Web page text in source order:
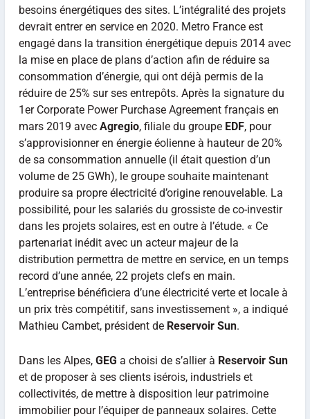
besoins énergétiques des sites. L’intégralité des projets
devrait entrer en service en 2020. Metro France est
engagé dans la transition énergétique depuis 2014 avec
la mise en place de plans d’action afin de réduire sa
consommation d’énergie, qui ont déjà permis de la
réduire de 25% sur ses entrepôts. Après la signature du
1er Corporate Power Purchase Agreement français en
mars 2019 avec Agregio, filiale du groupe EDF, pour
s’approvisionner en énergie éolienne à hauteur de 20%
de sa consommation annuelle (il était question d’un
volume de 25 GWh), le groupe souhaite maintenant
produire sa propre électricité d’origine renouvelable. La
possibilité, pour les salariés du grossiste de co-investir
dans les projets solaires, est en outre à l’étude. « Ce
partenariat inédit avec un acteur majeur de la
distribution permettra de mettre en service, en un temps
record d’une année, 22 projets clefs en main.
L’entreprise bénéficiera d’une électricité verte et locale à
un prix très compétitif, sans investissement », a indiqué
Mathieu Cambet, président de Reservoir Sun.
Dans les Alpes, GEG a choisi de s’allier à Reservoir Sun
et de proposer à ses clients isérois, industriels et
collectivités, de mettre à disposition leur patrimoine
immobilier pour l’équiper de panneaux solaires. Cette